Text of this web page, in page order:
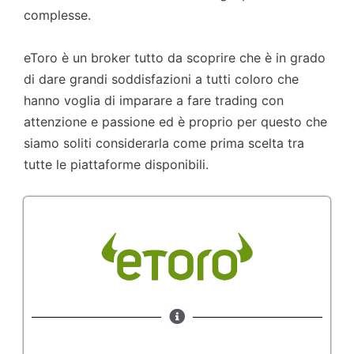
complesse.
eToro è un broker tutto da scoprire che è in grado
di dare grandi soddisfazioni a tutti coloro che
hanno voglia di imparare a fare trading con
attenzione e passione ed è proprio per questo che
siamo soliti considerarla come prima scelta tra
tutte le piattaforme disponibili.